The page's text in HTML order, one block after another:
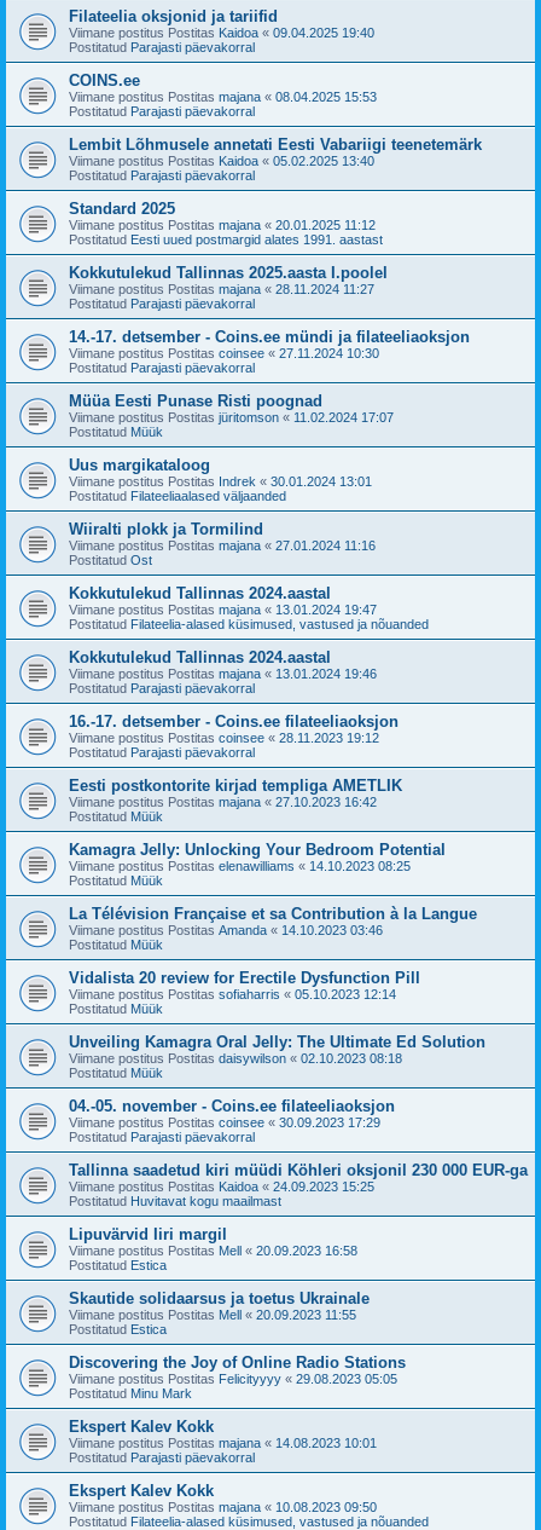
Filateelia oksjonid ja tariifid
Viimane postitus Postitas Kaidoa « 09.04.2025 19:40
Postitatud Parajasti päevakorral
COINS.ee
Viimane postitus Postitas majana « 08.04.2025 15:53
Postitatud Parajasti päevakorral
Lembit Lõhmusele annetati Eesti Vabariigi teenetemärk
Viimane postitus Postitas Kaidoa « 05.02.2025 13:40
Postitatud Parajasti päevakorral
Standard 2025
Viimane postitus Postitas majana « 20.01.2025 11:12
Postitatud Eesti uued postmargid alates 1991. aastast
Kokkutulekud Tallinnas 2025.aasta I.poolel
Viimane postitus Postitas majana « 28.11.2024 11:27
Postitatud Parajasti päevakorral
14.-17. detsember - Coins.ee mündi ja filateeliaoksjon
Viimane postitus Postitas coinsee « 27.11.2024 10:30
Postitatud Parajasti päevakorral
Müüa Eesti Punase Risti poognad
Viimane postitus Postitas jüritomson « 11.02.2024 17:07
Postitatud Müük
Uus margikataloog
Viimane postitus Postitas Indrek « 30.01.2024 13:01
Postitatud Filateeliaalased väljaanded
Wiiralti plokk ja Tormilind
Viimane postitus Postitas majana « 27.01.2024 11:16
Postitatud Ost
Kokkutulekud Tallinnas 2024.aastal
Viimane postitus Postitas majana « 13.01.2024 19:47
Postitatud Filateelia-alased küsimused, vastused ja nõuanded
Kokkutulekud Tallinnas 2024.aastal
Viimane postitus Postitas majana « 13.01.2024 19:46
Postitatud Parajasti päevakorral
16.-17. detsember - Coins.ee filateeliaoksjon
Viimane postitus Postitas coinsee « 28.11.2023 19:12
Postitatud Parajasti päevakorral
Eesti postkontorite kirjad templiga AMETLIK
Viimane postitus Postitas majana « 27.10.2023 16:42
Postitatud Müük
Kamagra Jelly: Unlocking Your Bedroom Potential
Viimane postitus Postitas elenawilliams « 14.10.2023 08:25
Postitatud Müük
La Télévision Française et sa Contribution à la Langue
Viimane postitus Postitas Amanda « 14.10.2023 03:46
Postitatud Müük
Vidalista 20 review for Erectile Dysfunction Pill
Viimane postitus Postitas sofiaharris « 05.10.2023 12:14
Postitatud Müük
Unveiling Kamagra Oral Jelly: The Ultimate Ed Solution
Viimane postitus Postitas daisywilson « 02.10.2023 08:18
Postitatud Müük
04.-05. november - Coins.ee filateeliaoksjon
Viimane postitus Postitas coinsee « 30.09.2023 17:29
Postitatud Parajasti päevakorral
Tallinna saadetud kiri müüdi Köhleri oksjonil 230 000 EUR-ga
Viimane postitus Postitas Kaidoa « 24.09.2023 15:25
Postitatud Huvitavat kogu maailmast
Lipuvärvid Iiri margil
Viimane postitus Postitas Mell « 20.09.2023 16:58
Postitatud Estica
Skautide solidaarsus ja toetus Ukrainale
Viimane postitus Postitas Mell « 20.09.2023 11:55
Postitatud Estica
Discovering the Joy of Online Radio Stations
Viimane postitus Postitas Felicityyyy « 29.08.2023 05:05
Postitatud Minu Mark
Ekspert Kalev Kokk
Viimane postitus Postitas majana « 14.08.2023 10:01
Postitatud Parajasti päevakorral
Ekspert Kalev Kokk
Viimane postitus Postitas majana « 10.08.2023 09:50
Postitatud Filateelia-alased küsimused, vastused ja nõuanded